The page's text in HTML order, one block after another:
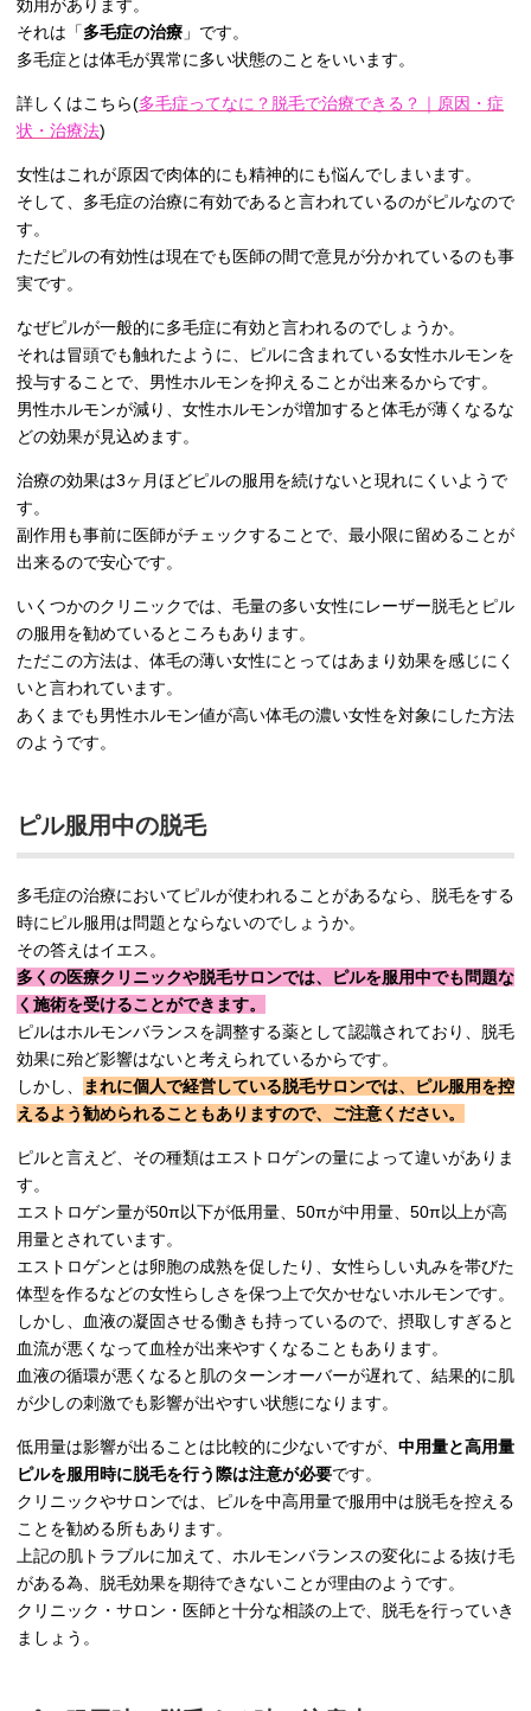
効用があります。
それは「多毛症の治療 」です。
多毛症とは体毛が異常に多い状態のことをいいます。
詳しくはこちら(多毛症ってなに？脱毛で治療できる？｜原因・症
状・治療法)
女性はこれが原因で肉体的にも精神的にも悩んでしまいます。
そして、多毛症の治療に有効であると言われているのがピルなので
す。
ただピルの有効性は現在でも医師の間で意見が分かれているのも事
実です。
なぜピルが一般的に多毛症に有効と言われるのでしょうか。
それは冒頭でも触れたように、ピルに含まれている女性ホルモンを
投与することで、男性ホルモンを抑えることが出来るからです。
男性ホルモンが減り、女性ホルモンが増加すると体毛が薄くなるな
どの効果が見込めます。
治療の効果は3ヶ月ほどピルの服用を続けないと現れにくいようで
す。
副作用も事前に医師がチェックすることで、最小限に留めることが
出来るので安心です。
いくつかのクリニックでは、毛量の多い女性にレーザー脱毛とピル
の服用を勧めているところもあります。
ただこの方法は、体毛の薄い女性にとってはあまり効果を感じにく
いと言われています。
あくまでも男性ホルモン値が高い体毛の濃い女性を対象にした方法
のようです。
ピル服用中の脱毛
多毛症の治療においてピルが使われることがあるなら、脱毛をする
時にピル服用は問題とならないのでしょうか。
その答えはイエス。
多くの医療クリニックや脱毛サロンでは、ピルを服用中でも問題な
く施術を受けることができます。
ピルはホルモンバランスを調整する薬として認識されており、脱毛
効果に殆ど影響はないと考えられているからです。
しかし、
まれに個人で経営している脱毛サロンでは、ピル服用を控
えるよう勧められることもありますので、ご注意ください。
ピルと言えど、その種類はエストロゲンの量によって違いがありま
す。
エストロゲン量が50π以下が低用量、50πが中用量、50π以上が高
用量とされています。
エストロゲンとは卵胞の成熟を促したり、女性らしい丸みを帯びた
体型を作るなどの女性らしさを保つ上で欠かせないホルモンです。
しかし、血液の凝固させる働きも持っているので、摂取しすぎると
血流が悪くなって血栓が出来やすくなることもあります。
血液の循環が悪くなると肌のターンオーバーが遅れて、結果的に肌
が少しの刺激でも影響が出やすい状態になります。
低用量は影響が出ることは比較的に少ないですが、 中用量と高用量
ピルを服用時に脱毛を行う際は注意が必要です。
クリニックやサロンでは、ピルを中高用量で服用中は脱毛を控える
ことを勧める所もあります。
上記の肌トラブルに加えて、ホルモンバランスの変化による抜け毛
がある為、脱毛効果を期待できないことが理由のようです。
クリニック・サロン・医師と十分な相談の上で、脱毛を行っていき
ましょう。